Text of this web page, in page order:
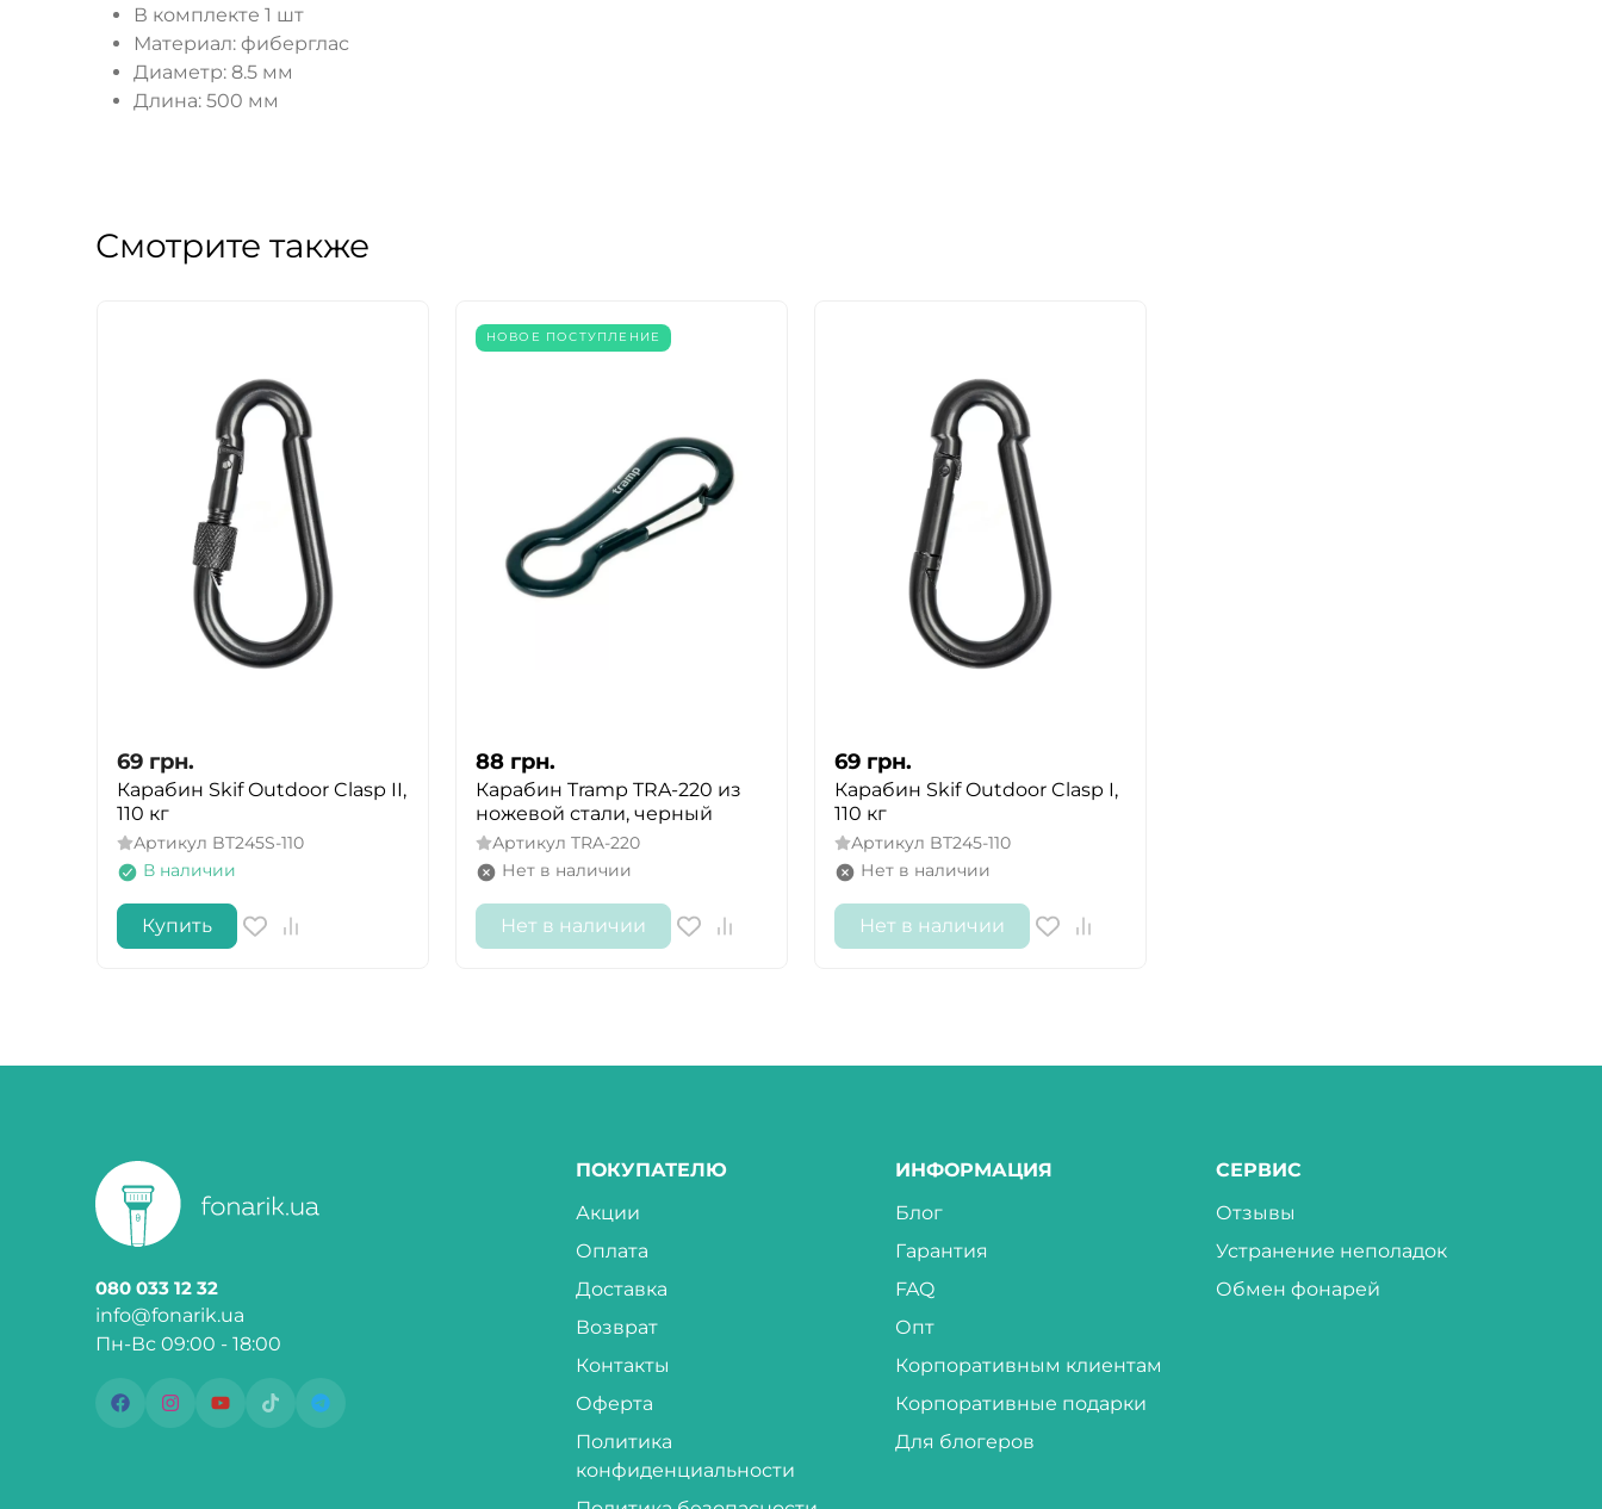
В комплекте 1 шт
Материал: фиберглас
Диаметр: 8.5 мм
Длина: 500 мм
Смотрите также
69 грн.
Карабин Skif Outdoor Clasp II,
110 кг
Артикул BT245S-110
В наличии
Купить
НОВОЕ ПОСТУПЛЕНИЕ
88 грн.
Карабин Tramp TRA-220 из
ножевой стали, черный
Артикул TRA-220
Нет в наличии
Нет в наличии
69 грн.
Карабин Skif Outdoor Clasp I,
110 кг
Артикул BT245-110
Нет в наличии
Нет в наличии
080 033 12 32
info@fonarik.ua
Пн-Вс 09:00 - 18:00
ПОКУПАТЕЛЮ
Акции
Оплата
Доставка
Возврат
Контакты
Оферта
Политика
конфиденциальности
ИНФОРМАЦИЯ
Блог
Гарантия
FAQ
Опт
Корпоративным клиентам
Корпоративные подарки
Для блогеров
СЕРВИС
Отзывы
Устранение неполадок
Обмен фонарей